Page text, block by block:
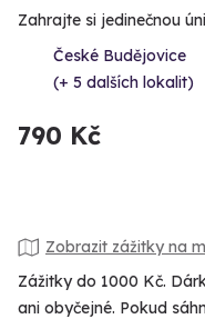
Zahrajte si jedinečnou
České Budějovice
(+ 5 dalších lokalit)
790 Kč
Zobrazit zážitky na
Zážitky do 1000 Kč.
ani obyčejné. Pokud